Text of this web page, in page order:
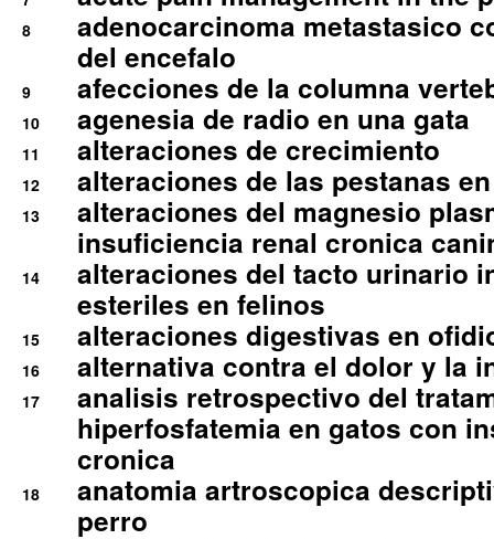
8
adenocarcinoma metastasico
del encefalo
9 afecciones de la columna
10 agenesia de radio en una gata
11 alteraciones de crecimiento
12 alteraciones de las pestanas
13
alteraciones del magnesio
insuficiencia renal cronica
14
alteraciones del tacto urinario
esteriles en felinos
15 alteraciones digestivas en
16 alternativa contra el dolor y la
17
analisis retrospectivo del
hiperfosfatemia en gatos con
cronica
18
anatomia artroscopica
perro